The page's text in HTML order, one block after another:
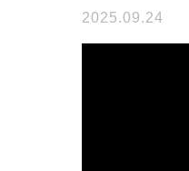
2025.09.24